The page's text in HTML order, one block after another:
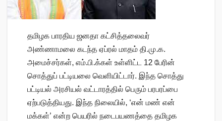
தமிழக பாரதிய ஜனதா கட்சித்தலைவர்
அண்ணாமலை கடந்த ஏப்ரல் மாதம் தி.மு.க.
அமைச்சர்கள், எம்.பி.க்கள் உள்ளிட்ட 12 பேரின்
சொத்துப் பட்டியலை வெளியிட்டார். இந்த சொத்து
பட்டியல் அரசியல் வட்டாரத்தில் பெரும் பரபரப்பை
ஏற்படுத்தியது. இந்த நிலையில், ‘என் மண் என்
மக்கள்’ என்ற பெயரில் நடைபயணத்தை தமிழக